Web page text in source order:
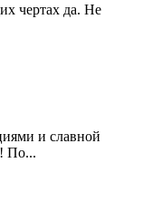
чертах да. Не
и славной
По...